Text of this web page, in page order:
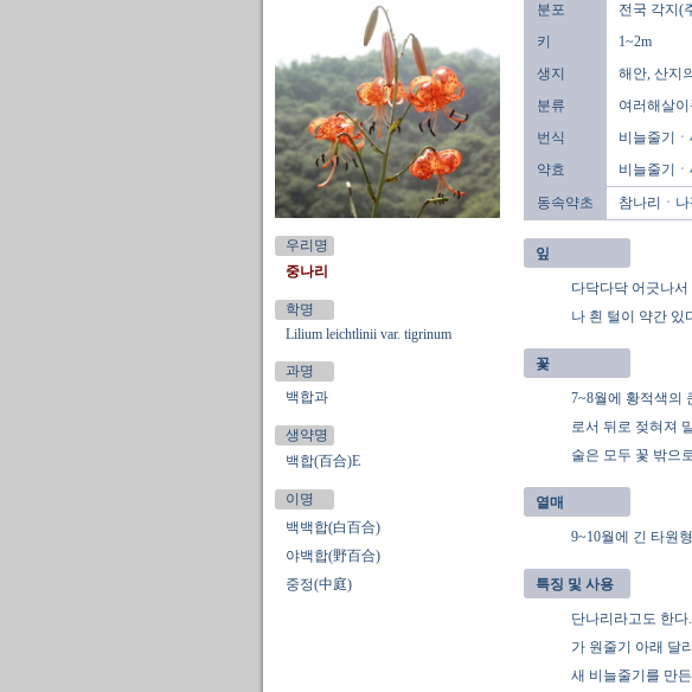
우리명
중나리
학명
Lilium leichtlinii var. tigrinum
과명
백합과
생약명
백합(百合)E
이명
백백합(白百合)
야백합(野百合)
중정(中庭)
분포 전국 각지(
키
1~2m
생지
해안, 산지
분류
여러해살이
번식
비늘줄기ㆍ
약효
비늘줄기ㆍ
동속약초
참나리ㆍ
잎
다닥다닥 어긋나서
나 흰 털이 약간 있
꽃
7~8월에 황적색의
로서 뒤로 젖혀져
술은 모두 꽃 밖으
열매
9~10월에 긴 타원
특징 및 사용
단나리라고도 한
가 원줄기 아래 달
새 비늘줄기를 만